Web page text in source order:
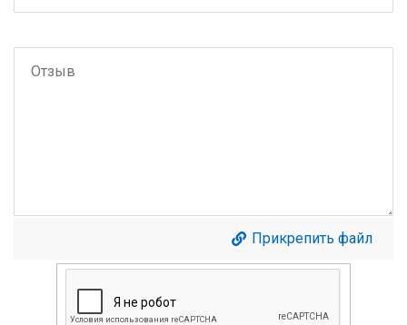
Прикрепить файл